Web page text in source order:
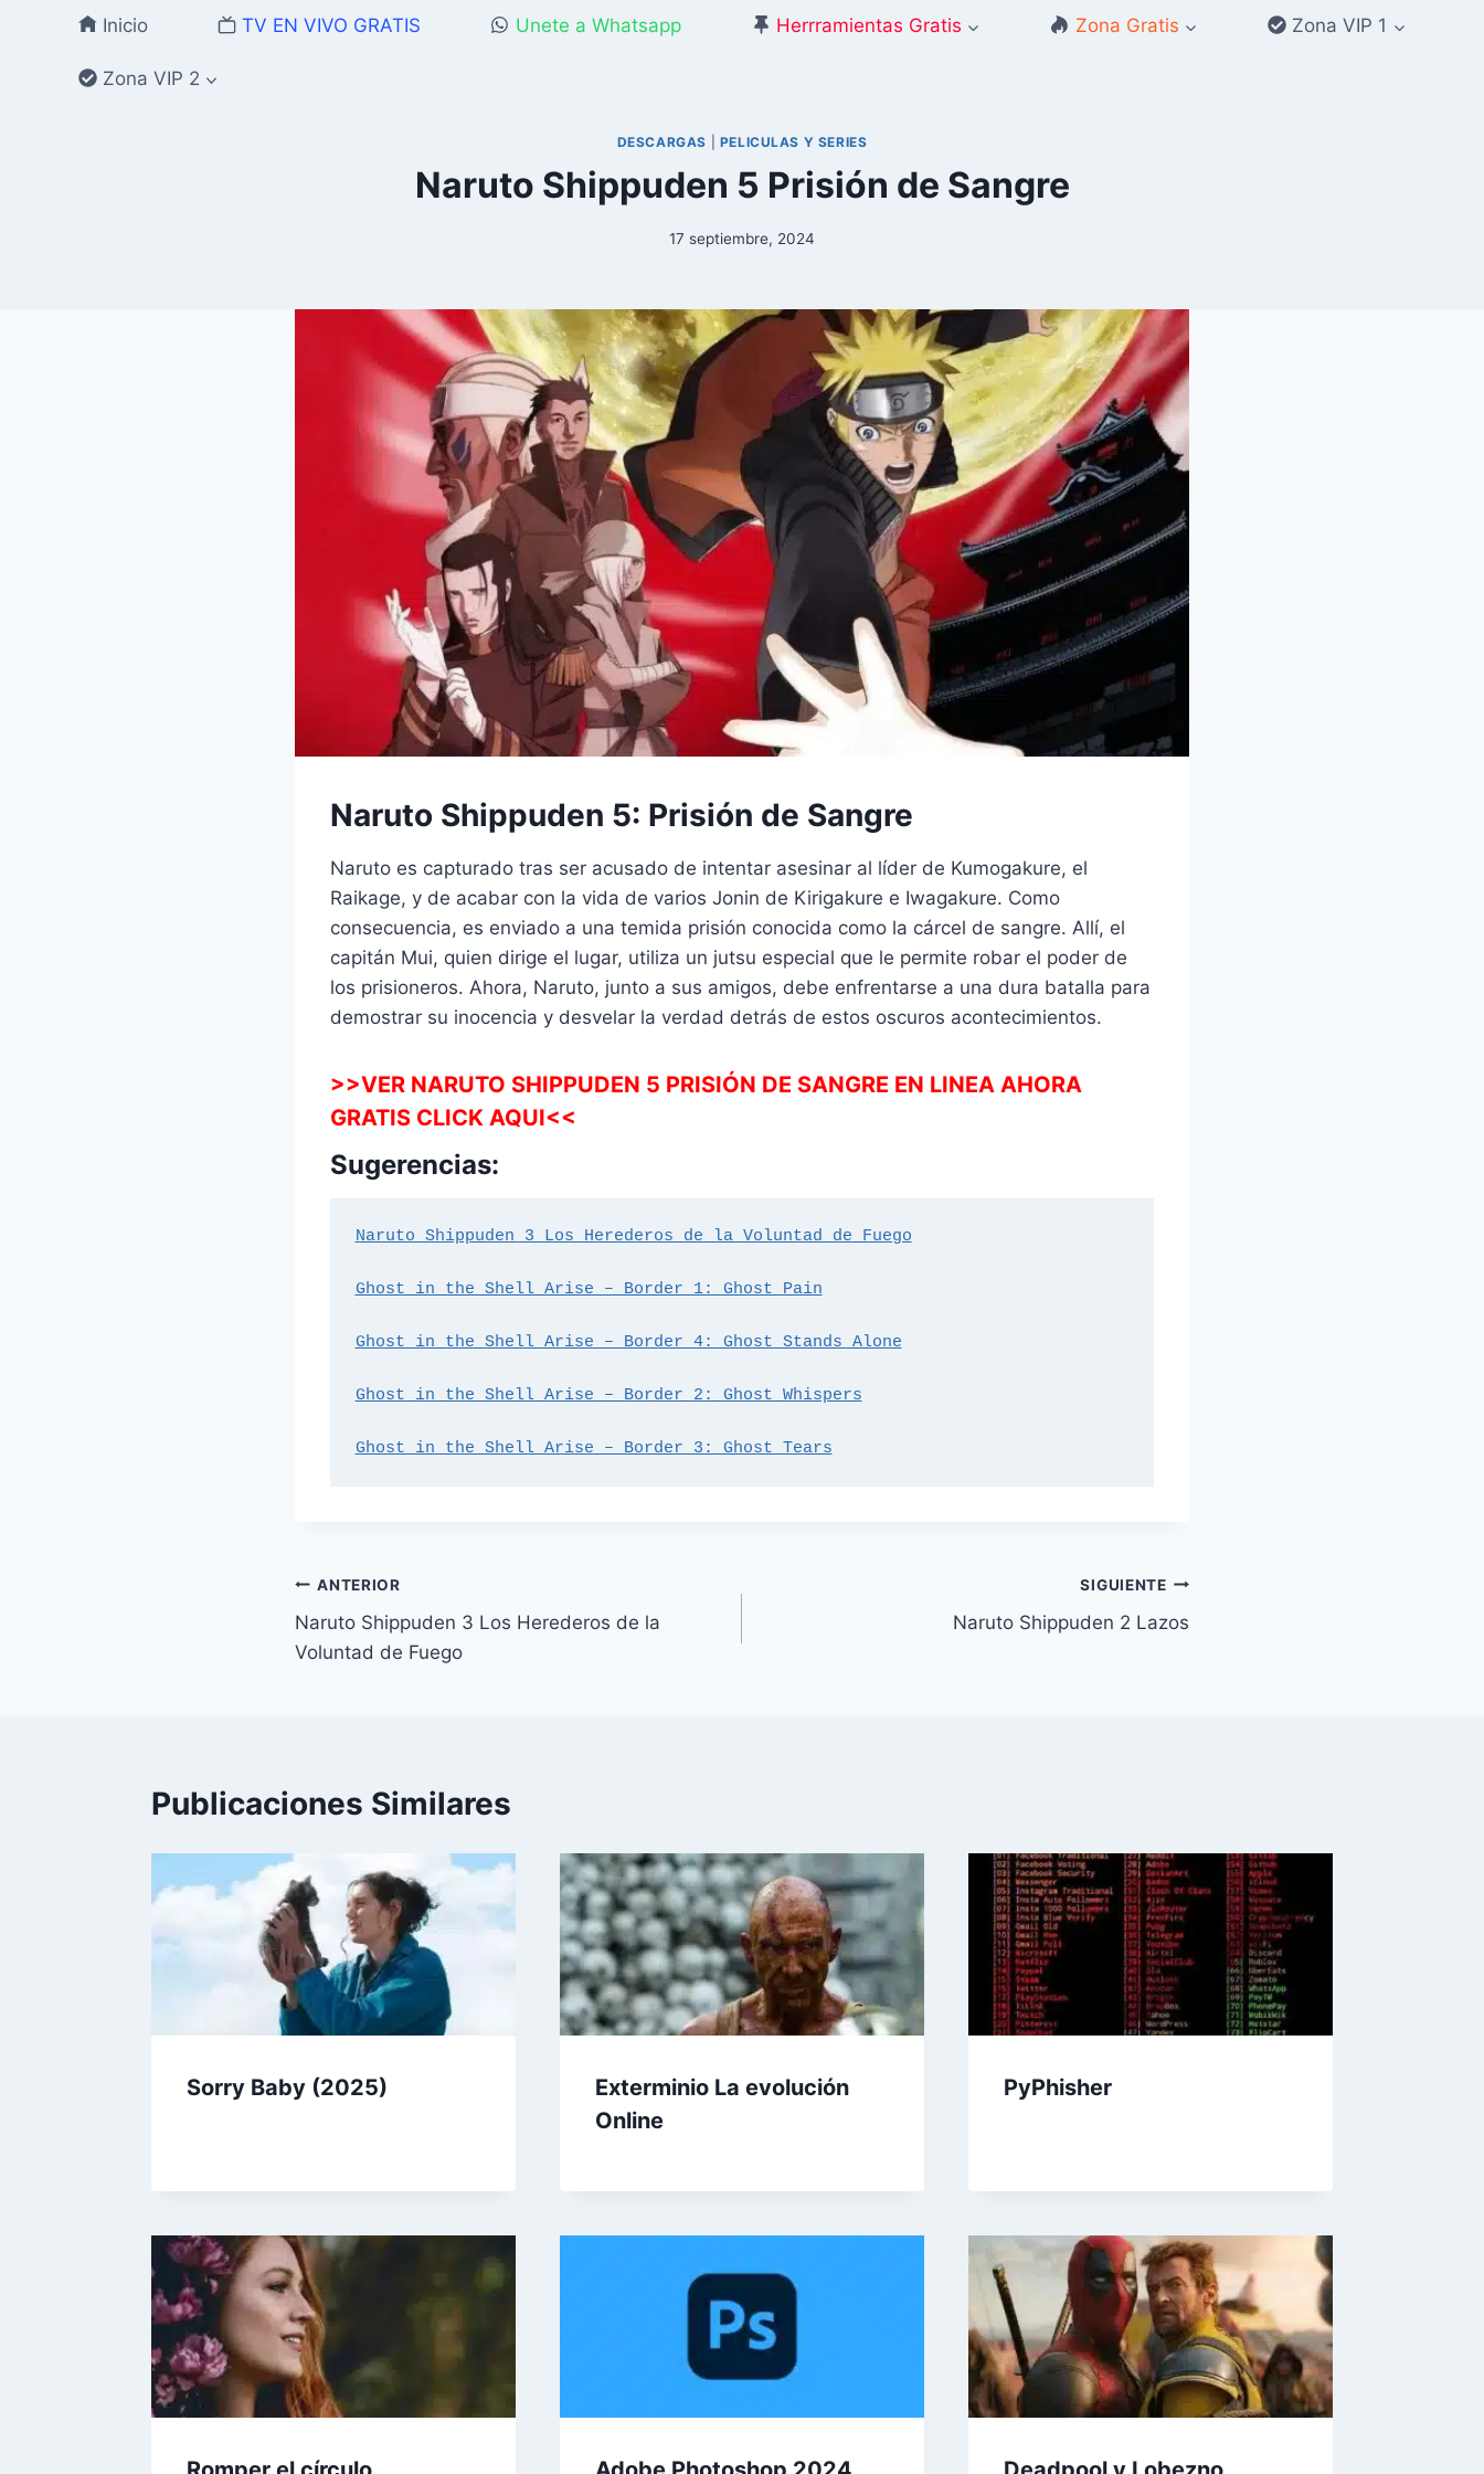
contenido
Inicio TV EN VIVO GRATIS Unete a Whatsapp Herrramientas Gratis Zona Gratis Zona VIP 1
Zona VIP 2
DESCARGAS PELICULAS Y SERIES
Naruto Shippuden 5 Prisión de Sangre
17 septiembre, 2024
Naruto Shippuden 5: Prisión de Sangre
Naruto es capturado tras ser acusado de intentar asesinar al líder de Kumogakure, el
Raikage, y de acabar con la vida de varios Jonin de Kirigakure e Iwagakure. Como
consecuencia, es enviado a una temida prisión conocida como la cárcel de sangre. Allí, el
capitán Mui, quien dirige el lugar, utiliza un jutsu especial que le permite robar el poder de
los prisioneros. Ahora, Naruto, junto a sus amigos, debe enfrentarse a una dura batalla para
demostrar su inocencia y desvelar la verdad detrás de estos oscuros acontecimientos.
>>VER NARUTO SHIPPUDEN 5 PRISIÓN DE SANGRE EN LINEA AHORA
GRATIS CLICK AQUI<<
Sugerencias:
Naruto Shippuden 3 Los Herederos de la Voluntad de Fuego
Ghost in the Shell Arise – Border 1: Ghost Pain
Ghost in the Shell Arise – Border 4: Ghost Stands Alone
Ghost in the Shell Arise – Border 2: Ghost Whispers
Ghost in the Shell Arise – Border 3: Ghost Tears
Navegación
de
ANTERIOR
Naruto Shippuden 3 Los Herederos de la
Voluntad de Fuego
SIGUIENTE
Naruto Shippuden 2 Lazos
Publicaciones Similares
Sorry Baby (2025)
Exterminio La evolución
Online
PyPhisher